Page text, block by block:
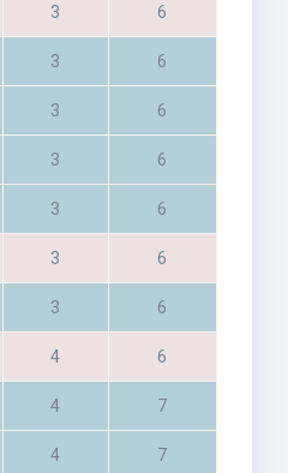
3 6
3 6
3 6
3 6
3 6
3 6
3 6
4 6
4 7
4 7